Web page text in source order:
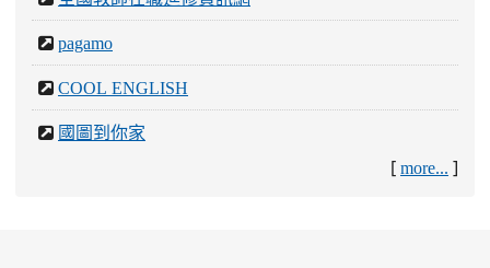
pagamo
COOL ENGLISH
國圖到你家
[ more... ]